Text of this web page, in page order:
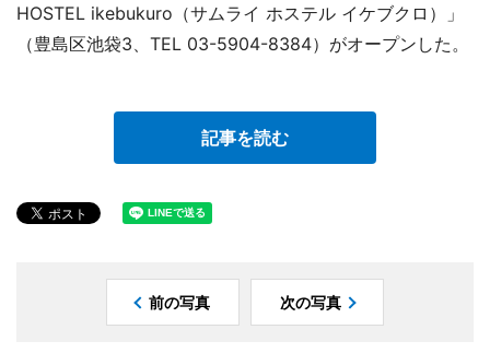
HOSTEL ikebukuro（サムライ ホステル イケブクロ）」
（豊島区池袋3、TEL 03-5904-8384）がオープンした。
記事を読む
前の写真 次の写真